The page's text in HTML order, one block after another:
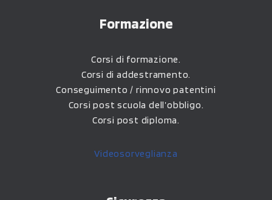
Formazione
Corsi di formazione.
Corsi di addestramento.
Conseguimento / rinnovo patentini
Corsi post scuola dell’obbligo.
Corsi post diploma.
Videosorveglianza